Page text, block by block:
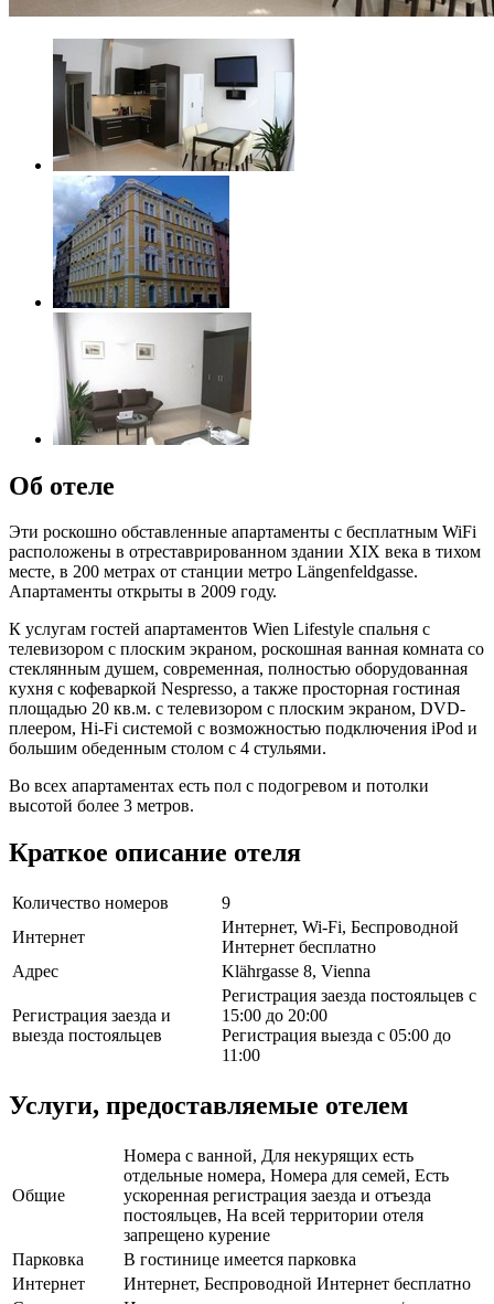
Об отеле
Эти роскошно обставленные апартаменты с бесплатным WiFi
расположены в отреставрированном здании XIX века в тихом
месте, в 200 метрах от станции метро Längenfeldgasse.
Апартаменты открыты в 2009 году.
К услугам гостей апартаментов Wien Lifestyle спальня с
телевизором с плоским экраном, роскошная ванная комната со
стеклянным душем, современная, полностью оборудованная
кухня с кофеваркой Nespresso, а также просторная гостиная
площадью 20 кв.м. с телевизором с плоским экраном, DVD-
плеером, Hi-Fi системой с возможностью подключения iPod и
большим обеденным столом с 4 стульями.
Во всех апартаментах есть пол с подогревом и потолки
высотой более 3 метров.
Краткое описание отеля
Количество номеров
9
Интернет
Интернет, Wi-Fi, Беспроводной
Интернет бесплатно
Адрес
Klährgasse 8, Vienna
Регистрация заезда и
выезда постояльцев
Регистрация заезда постояльцев с
15:00 до 20:00
Регистрация выезда с 05:00 до
11:00
Услуги, предоставляемые отелем
Общие
Номера с ванной, Для некурящих есть
отдельные номера, Номера для семей, Есть
ускоренная регистрация заезда и отъезда
постояльцев, На всей территории отеля
запрещено курение
Парковка
В гостинице имеется парковка
Интернет
Интернет, Беспроводной Интернет бесплатно